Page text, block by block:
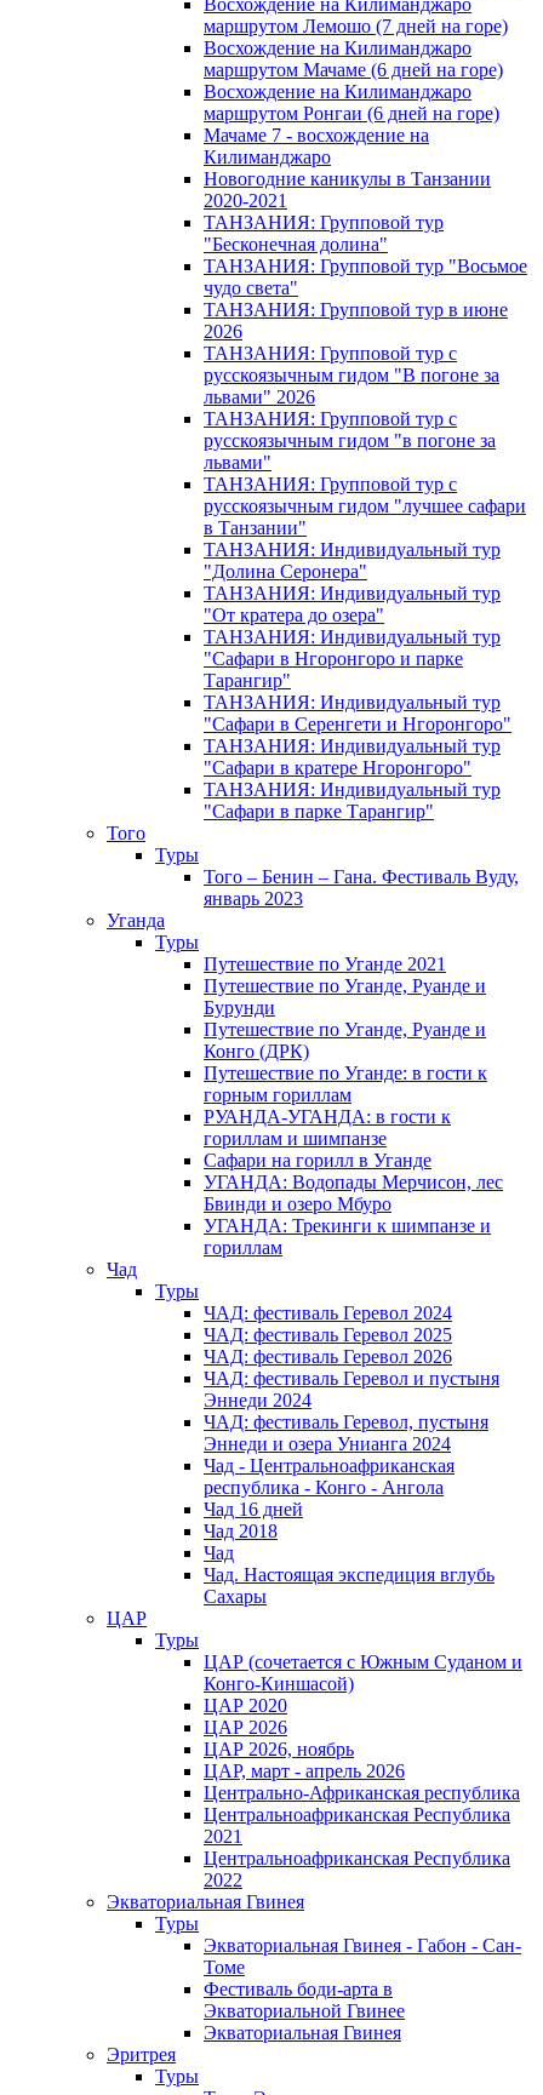
Восхождение на Килиманджаро
маршрутом Лемошо (7 дней на горе)
Восхождение на Килиманджаро
маршрутом Мачаме (6 дней на горе)
Восхождение на Килиманджаро
маршрутом Ронгаи (6 дней на горе)
Мачаме 7 - восхождение на
Килиманджаро
Новогодние каникулы в Танзании
2020-2021
ТАНЗАНИЯ: Групповой тур
"Бесконечная долина"
ТАНЗАНИЯ: Групповой тур "Восьмое
чудо света"
ТАНЗАНИЯ: Групповой тур в июне
2026
ТАНЗАНИЯ: Групповой тур с
русскоязычным гидом "В погоне за
львами" 2026
ТАНЗАНИЯ: Групповой тур с
русскоязычным гидом "в погоне за
львами"
ТАНЗАНИЯ: Групповой тур с
русскоязычным гидом "лучшее сафари
в Танзании"
ТАНЗАНИЯ: Индивидуальный тур
"Долина Серонера"
ТАНЗАНИЯ: Индивидуальный тур
"От кратера до озера"
ТАНЗАНИЯ: Индивидуальный тур
"Сафари в Нгоронгоро и парке
Тарангир"
ТАНЗАНИЯ: Индивидуальный тур
"Сафари в Серенгети и Нгоронгоро"
ТАНЗАНИЯ: Индивидуальный тур
"Сафари в кратере Нгоронгоро"
ТАНЗАНИЯ: Индивидуальный тур
"Сафари в парке Тарангир"
Того
Туры
Того – Бенин – Гана. Фестиваль Вуду,
январь 2023
Уганда
Туры
Путешествие по Уганде 2021
Путешествие по Уганде, Руанде и
Бурунди
Путешествие по Уганде, Руанде и
Конго (ДРК)
Путешествие по Уганде: в гости к
горным гориллам
РУАНДА-УГАНДА: в гости к
гориллам и шимпанзе
Сафари на горилл в Уганде
УГАНДА: Водопады Мерчисон, лес
Бвинди и озеро Мбуро
УГАНДА: Трекинги к шимпанзе и
гориллам
Чад
Туры
ЧАД: фестиваль Геревол 2024
ЧАД: фестиваль Геревол 2025
ЧАД: фестиваль Геревол 2026
ЧАД: фестиваль Геревол и пустыня
Эннеди 2024
ЧАД: фестиваль Геревол, пустыня
Эннеди и озера Унианга 2024
Чад - Центральноафриканская
республика - Конго - Ангола
Чад 16 дней
Чад 2018
Чад
Чад. Настоящая экспедиция вглубь
Сахары
ЦАР
Туры
ЦАР (сочетается с Южным Суданом и
Конго-Киншасой)
ЦАР 2020
ЦАР 2026
ЦАР 2026, ноябрь
ЦАР, март - апрель 2026
Центрально-Африканская республика
Центральноафриканская Республика
2021
Центральноафриканская Республика
2022
Экваториальная Гвинея
Туры
Экваториальная Гвинея - Габон - Сан-
Томе
Фестиваль боди-арта в
Экваториальной Гвинее
Экваториальная Гвинея
Эритрея
Туры